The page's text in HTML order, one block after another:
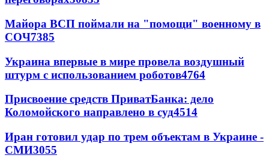
Майора ВСП поймали на "помощи" военному в
СОЧ7385
Украина впервые в мире провела воздушный
штурм с использованием роботов4764
Присвоение средств ПриватБанка: дело
Коломойского направлено в суд4514
Иран готовил удар по трем объектам в Украине -
СМИ3055